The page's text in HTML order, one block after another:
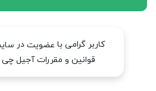
کاربر گرامی با عضویت در
قوانین و مقررات آجیل چی